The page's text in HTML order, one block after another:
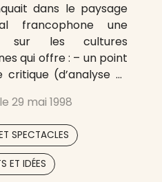
dans le paysage
francophone une
sur les cultures
qui offre : – un point
critique (d’analyse et
proposant des
au public comme aux
culturels ; – une
dans la même revue
les disciplines
29 mai 1998
SPECTACLES
ET IDÉES